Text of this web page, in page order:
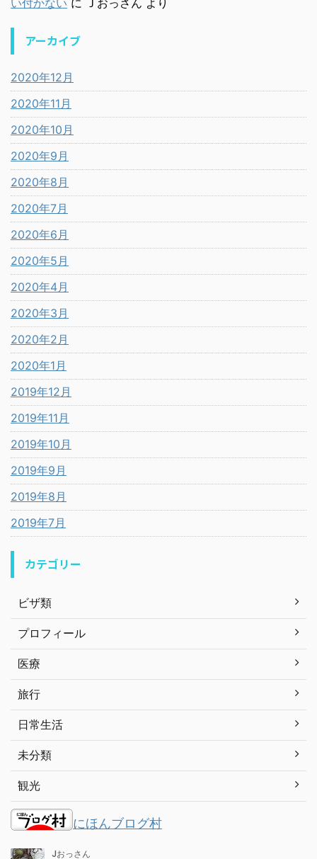
い付かない に Ｊおっさん より
アーカイブ
2020年12月
2020年11月
2020年10月
2020年9月
2020年8月
2020年7月
2020年6月
2020年5月
2020年4月
2020年3月
2020年2月
2020年1月
2019年12月
2019年11月
2019年10月
2019年9月
2019年8月
2019年7月
カテゴリー
ビザ類
プロフィール
医療
旅行
日常生活
未分類
観光
にほんブログ村